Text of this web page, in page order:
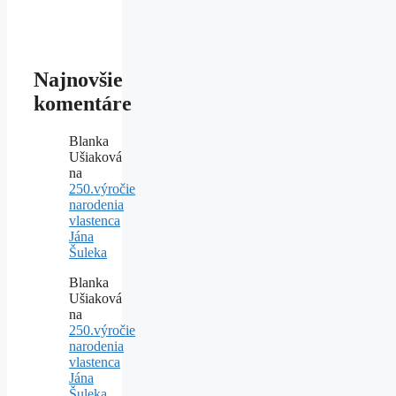
Najnovšie
komentáre
Blanka
Ušiaková
na
250.výročie
narodenia
vlastenca
Jána
Šuleka
Blanka
Ušiaková
na
250.výročie
narodenia
vlastenca
Jána